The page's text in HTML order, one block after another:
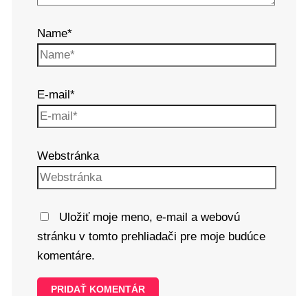
Name*
E-mail*
Webstránka
Uložiť moje meno, e-mail a webovú
stránku v tomto prehliadači pre moje budúce
komentáre.